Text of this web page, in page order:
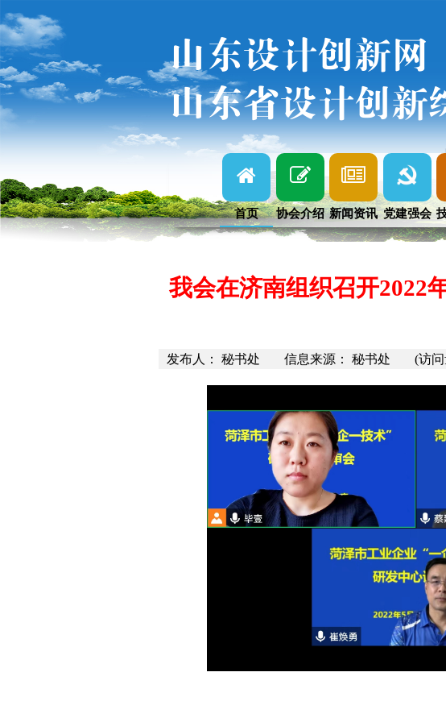
山东设计创新网
山东省设计创新
首页 协会介绍 新闻资讯 党建强会
我会在济南组织召开2022
发布人： 秘书处 信息来源： 秘书处 (访问